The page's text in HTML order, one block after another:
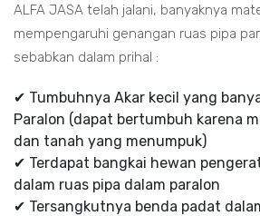
ALFA JASA telah jalani, banyaknya
mempengaruhi genangan ruas pipa
sebabkan dalam prihal :
✔ Tumbuhnya Akar kecil yang
Paralon (dapat bertumbuh karena
dan tanah yang menumpuk)
✔ Terdapat bangkai hewan
dalam ruas pipa dalam paralon
✔ Tersangkutnya benda padat